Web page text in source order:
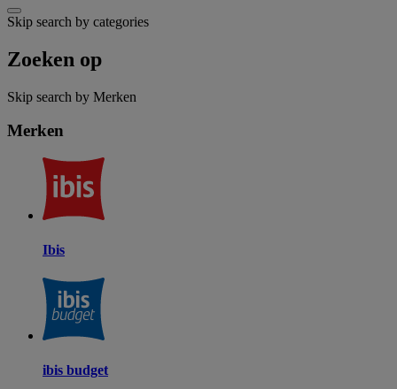
Skip search by categories
Zoeken op
Skip search by Merken
Merken
Ibis
ibis budget